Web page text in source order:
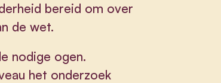
bereid om over
de wet.
nodige ogen.
het onderzoek